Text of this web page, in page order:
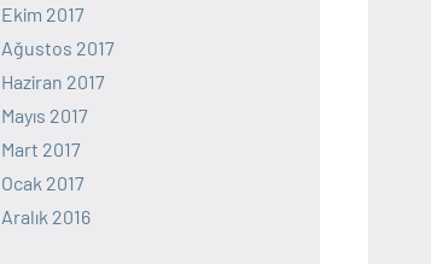
Ekim 2017
Ağustos 2017
Haziran 2017
Mayıs 2017
Mart 2017
Ocak 2017
Aralık 2016